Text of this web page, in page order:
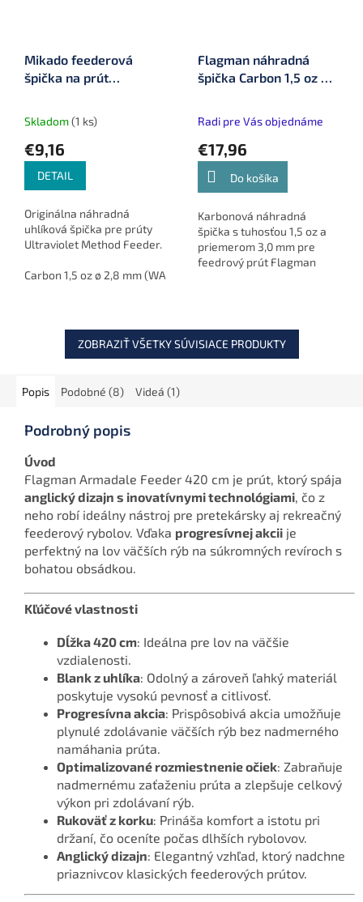
Mikado feederová
špička na prút
Skladom(1 ks)
€9,16
DETAIL
Originálna náhradná
uhlíková špička pre prúty
Ultraviolet Method Feeder.
Carbon 1,5 oz ø 2,8 mm (WAA705-TIP-1.5)
Flagman náhradná
špička Carbon 1,5 oz ø
(SHPNGM_1,5C)
Radi pre Vás objednáme
€17,96
Do košíka
Karbonová náhradná
špička s tuhosťou 1,5 oz a
priemerom 3,0 mm pre
feedrový prút Flagman
ZOBRAZIŤ VŠETKY SÚVISIACE PRODUKTY
Popis Podobné (8) Videá (1)
Podrobný popis
Úvod
Flagman Armadale Feeder 420 cm je prút, ktorý spája
anglický dizajn s inovatívnymi technológiami, čo z
neho robí ideálny nástroj pre pretekársky aj rekreačný
feederový rybolov. Vďaka progresívnej akcii je
perfektný na lov väčších rýb na súkromných revíroch s
bohatou obsádkou.
Kľúčové vlastnosti
Dĺžka 420 cm: Ideálna pre lov na väčšie
vzdialenosti.
Blank z uhlíka: Odolný a zároveň ľahký materiál
poskytuje vysokú pevnosť a citlivosť.
Progresívna akcia: Prispôsobivá akcia umožňuje
plynulé zdolávanie väčších rýb bez nadmerného
namáhania prúta.
Optimalizované rozmiestnenie očiek: Zabraňuje
nadmernému zaťaženiu prúta a zlepšuje celkový
výkon pri zdolávaní rýb.
Rukoväť z korku: Prináša komfort a istotu pri
držaní, čo oceníte počas dlhších rybolovov.
Anglický dizajn: Elegantný vzhľad, ktorý nadchne
priaznivcov klasických feederových prútov.